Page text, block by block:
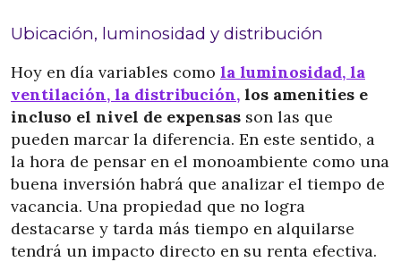
Ubicación, luminosidad y distribución
Hoy en día variables como la luminosidad, la
ventilación, la distribución, los amenities e
incluso el nivel de expensas son las que
pueden marcar la diferencia. En este sentido, a
la hora de pensar en el monoambiente como una
buena inversión habrá que analizar el tiempo de
vacancia. Una propiedad que no logra
destacarse y tarda más tiempo en alquilarse
tendrá un impacto directo en su renta efectiva.